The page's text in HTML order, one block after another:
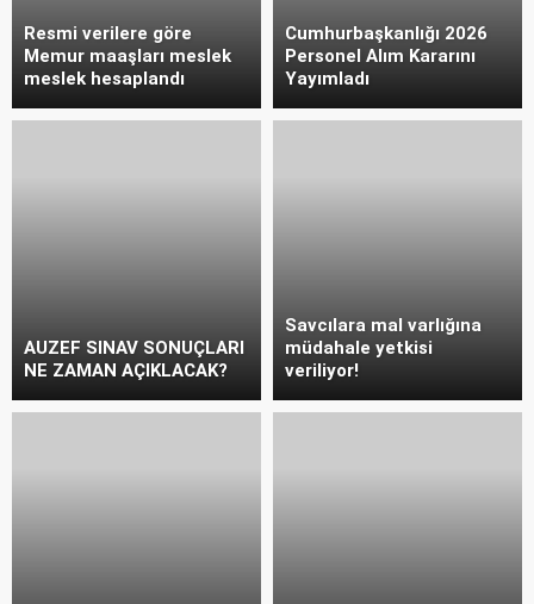
Resmi verilere göre
Memur maaşları meslek
meslek hesaplandı
Cumhurbaşkanlığı 2026
Personel Alım Kararını
Yayımladı
AUZEF SINAV SONUÇLARI
NE ZAMAN AÇIKLACAK?
Savcılara mal varlığına
müdahale yetkisi
veriliyor!